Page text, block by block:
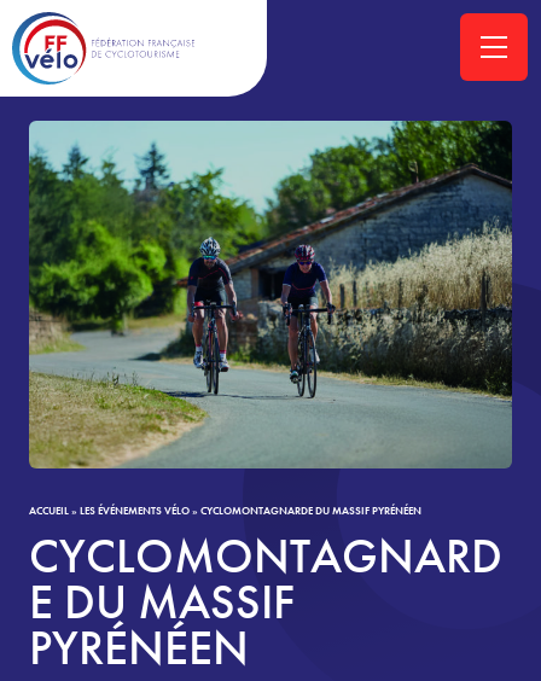
ACCUEIL» LES ÉVÉNEMENTS VÉLO» CYCLOMONTAGNARDE DU MASSIF PYRÉNÉEN
CYCLOMONTAGNARD
E DU MASSIF
PYRÉNÉEN